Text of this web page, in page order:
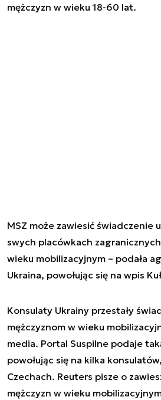
mężczyzn w wieku 18-60 lat.
MSZ może zawiesić świadczenie
swych placówkach
wieku mobilizacyjnym – podała
Ukraina, powołując się na wpis
Konsulaty Ukrainy przestały
mężczyznom w wieku
media. Portal Suspilne podaje
powołując się na kilka
Czechach. Reuters pisze o
mężczyzn w wieku